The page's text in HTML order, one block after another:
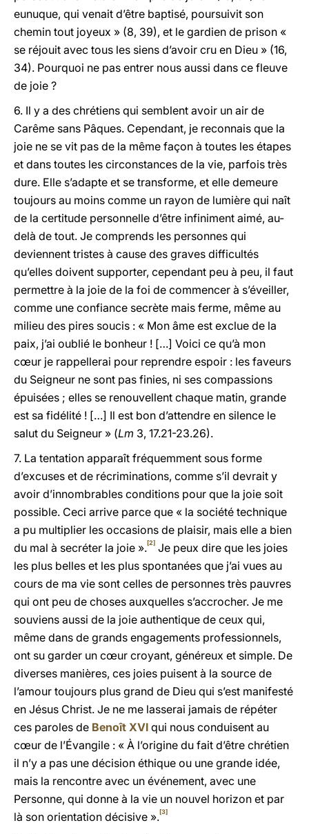
eunuque, qui venait d’être baptisé, poursuivit son
chemin tout joyeux » (8, 39), et le gardien de prison «
se réjouit avec tous les siens d’avoir cru en Dieu » (16,
34). Pourquoi ne pas entrer nous aussi dans ce fleuve
de joie ?
6. Il y a des chrétiens qui semblent avoir un air de
Carême sans Pâques. Cependant, je reconnais que la
joie ne se vit pas de la même façon à toutes les étapes
et dans toutes les circonstances de la vie, parfois très
dure. Elle s’adapte et se transforme, et elle demeure
toujours au moins comme un rayon de lumière qui naît
de la certitude personnelle d’être infiniment aimé, au-
delà de tout. Je comprends les personnes qui
deviennent tristes à cause des graves difficultés
qu’elles doivent supporter, cependant peu à peu, il faut
permettre à la joie de la foi de commencer à s’éveiller,
comme une confiance secrète mais ferme, même au
milieu des pires soucis : « Mon âme est exclue de la
paix, j’ai oublié le bonheur ! […] Voici ce qu’à mon
cœur je rappellerai pour reprendre espoir : les faveurs
du Seigneur ne sont pas finies, ni ses compassions
épuisées ; elles se renouvellent chaque matin, grande
est sa fidélité ! […] Il est bon d’attendre en silence le
salut du Seigneur » (Lm 3, 17.21-23.26).
7. La tentation apparaît fréquemment sous forme
d’excuses et de récriminations, comme s’il devrait y
avoir d’innombrables conditions pour que la joie soit
possible. Ceci arrive parce que « la société technique
a pu multiplier les occasions de plaisir, mais elle a bien
du mal à secréter la joie ».[2] Je peux dire que les joies
les plus belles et les plus spontanées que j’ai vues au
cours de ma vie sont celles de personnes très pauvres
qui ont peu de choses auxquelles s’accrocher. Je me
souviens aussi de la joie authentique de ceux qui,
même dans de grands engagements professionnels,
ont su garder un cœur croyant, généreux et simple. De
diverses manières, ces joies puisent à la source de
l’amour toujours plus grand de Dieu qui s’est manifesté
en Jésus Christ. Je ne me lasserai jamais de répéter
ces paroles de Benoît XVI qui nous conduisent au
cœur de l’Évangile : « À l’origine du fait d’être chrétien
il n’y a pas une décision éthique ou une grande idée,
mais la rencontre avec un événement, avec une
Personne, qui donne à la vie un nouvel horizon et par
là son orientation décisive ».[3]